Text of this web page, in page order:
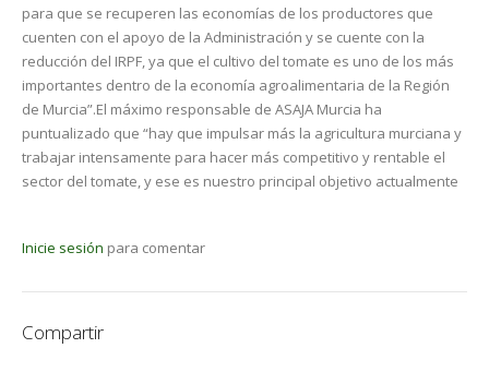
para que se recuperen las economías de los productores que
cuenten con el apoyo de la Administración y se cuente con la
reducción del IRPF, ya que el cultivo del tomate es uno de los más
importantes dentro de la economía agroalimentaria de la Región
de Murcia”.El máximo responsable de ASAJA Murcia ha
puntualizado que “hay que impulsar más la agricultura murciana y
trabajar intensamente para hacer más competitivo y rentable el
sector del tomate, y ese es nuestro principal objetivo actualmente
Inicie sesión para comentar
Compartir